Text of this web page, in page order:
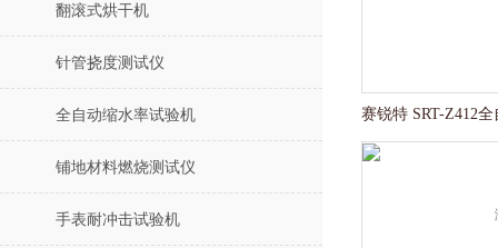
翻滚式烘干机
针管挠度测试仪
全自动缩水率试验机
铺地材料燃烧测试仪
手表耐冲击试验机